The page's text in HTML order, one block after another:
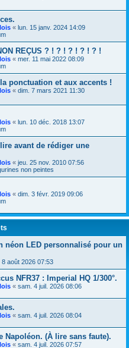
« lun. 15 janv. 2024 14:09
REÇUS ? ! ? ! ? ! ? ! ? !
« mer. 11 mai 2022 08:09
ponctuation et aux accents !
« dim. 7 mars 2021 11:30
« lun. 10 déc. 2018 13:07
avant de rédiger une
« jeu. 25 nov. 2010 07:56
non peintes
« dim. 3 févr. 2019 09:06
néon LED personnalisé pour un
8 août 2026 07:53
NFR37 : Imperial HQ 1/300°.
« sam. 4 juil. 2026 08:06
« sam. 4 juil. 2026 08:04
Napoléon. (À lire sans faute).
« sam. 4 juil. 2026 07:57